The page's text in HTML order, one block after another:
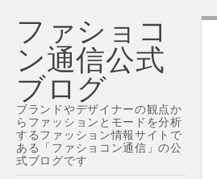
ファショコ
ン通信公式
ブログ
ブランドやデザイナーの観点か
らファッションとモードを分析
するファッション情報サイトで
ある「ファショコン通信」の公
式ブログです